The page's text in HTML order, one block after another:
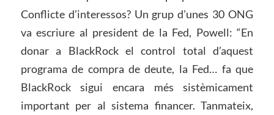
Conflicte d’interessos? Un grup d’unes 30 ONG
va escriure al president de la Fed, Powell: “En
donar a BlackRock el control total d’aquest
programa de compra de deute, la Fed… fa que
BlackRock sigui encara més sistèmicament
important per al sistema financer. Tanmateix,